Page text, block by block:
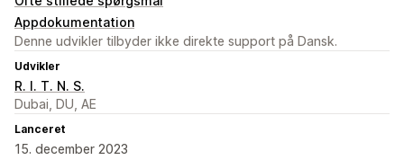
Appdokumentation
Denne udvikler tilbyder ikke direkte support på Dansk.
Udvikler
R. I. T. N. S.
Dubai, DU, AE
Lanceret
15. december 2023